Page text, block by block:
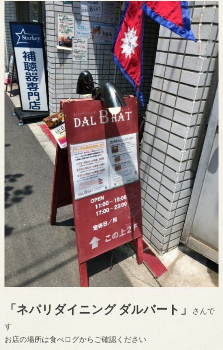
「ネパリダイニング ダルバート」
さんで
す
お店の場所は食べログからご確認ください